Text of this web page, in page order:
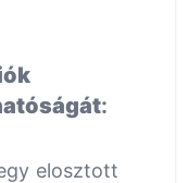
:
elosztott